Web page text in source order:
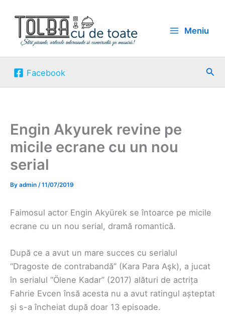
content
Meniu
Facebook
Engin Akyurek revine pe
micile ecrane cu un nou
serial
By admin /11/07/2019
Faimosul actor Engin Akyürek se întoarce pe micile
ecrane cu un nou serial, dramă romantică.
După ce a avut un mare succes cu serialul
“Dragoste de contrabandă” (Kara Para Aşk), a jucat
în serialul “Ölene Kadar” (2017) alături de actrița
Fahrie Evcen însă acesta nu a avut ratingul așteptat
și s-a încheiat după doar 13 episoade.